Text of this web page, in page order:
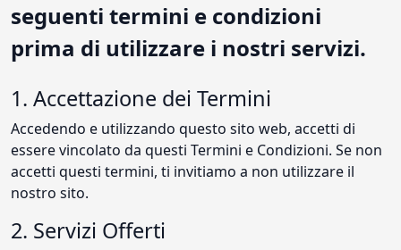
seguenti termini e condizioni
prima di utilizzare i nostri servizi.
1. Accettazione dei Termini
Accedendo e utilizzando questo sito web, accetti di
essere vincolato da questi Termini e Condizioni. Se non
accetti questi termini, ti invitiamo a non utilizzare il
nostro sito.
2. Servizi Offerti